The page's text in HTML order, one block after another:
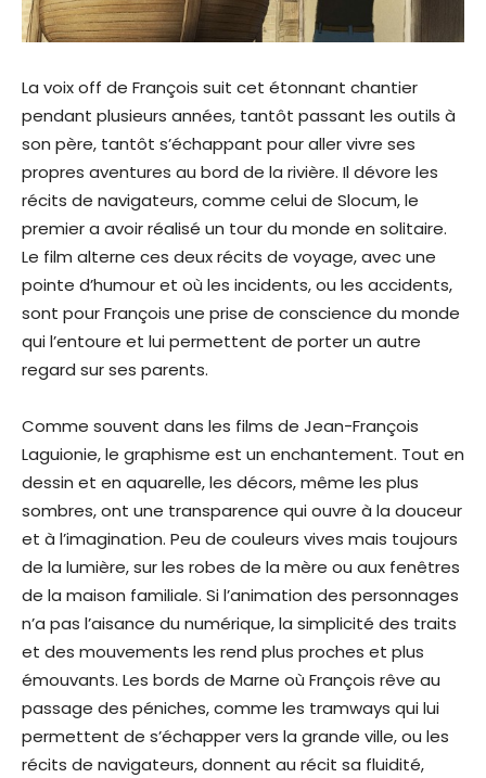
La voix off de François suit cet étonnant chantier
pendant plusieurs années, tantôt passant les outils à
son père, tantôt s’échappant pour aller vivre ses
propres aventures au bord de la rivière. Il dévore les
récits de navigateurs, comme celui de Slocum, le
premier a avoir réalisé un tour du monde en solitaire.
Le film alterne ces deux récits de voyage, avec une
pointe d’humour et où les incidents, ou les accidents,
sont pour François une prise de conscience du monde
qui l’entoure et lui permettent de porter un autre
regard sur ses parents.
Comme souvent dans les films de Jean-François
Laguionie, le graphisme est un enchantement. Tout en
dessin et en aquarelle, les décors, même les plus
sombres, ont une transparence qui ouvre à la douceur
et à l’imagination. Peu de couleurs vives mais toujours
de la lumière, sur les robes de la mère ou aux fenêtres
de la maison familiale. Si l’animation des personnages
n’a pas l’aisance du numérique, la simplicité des traits
et des mouvements les rend plus proches et plus
émouvants. Les bords de Marne où François rêve au
passage des péniches, comme les tramways qui lui
permettent de s’échapper vers la grande ville, ou les
récits de navigateurs, donnent au récit sa fluidité,